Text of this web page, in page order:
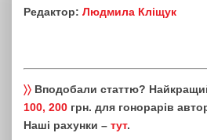
Редактор: Людмила Кліщук
〉〉 Вподобали статтю?
100, 200 грн. для гонорарів
Наші рахунки – тут.